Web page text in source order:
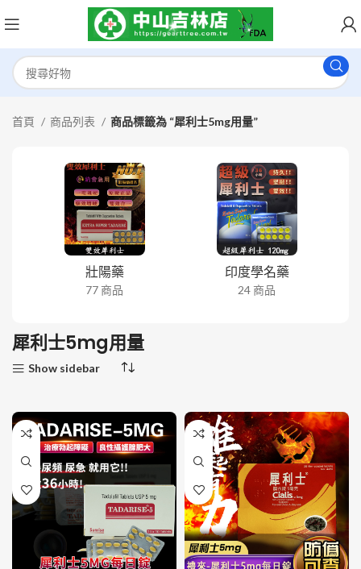
首頁 商品列表 商品標籤為 “犀利士5mg用量”
壯陽藥
77 商品
印度學名藥
24 商品
犀利士5mg用量
Show sidebar